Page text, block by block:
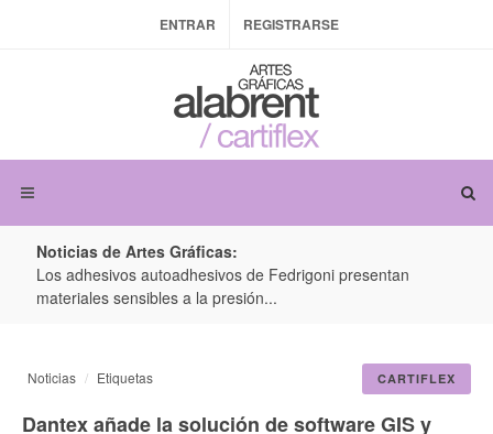
ENTRAR REGISTRARSE
Noticias de Artes Gráficas:
Los adhesivos autoadhesivos de Fedrigoni presentan
materiales sensibles a la presión...
CARTIFLEX
Noticias Etiquetas
Dantex añade la solución de software GIS y